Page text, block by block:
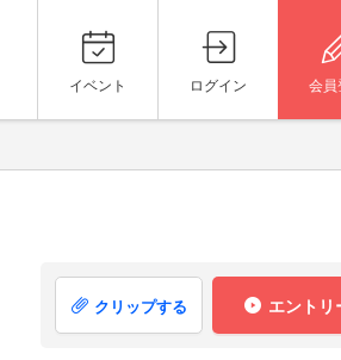
イベント ログイン 会員
クリップする エントリ